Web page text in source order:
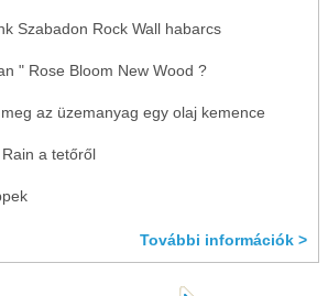
Szabadon Rock Wall habarcs
" Rose Bloom New Wood ?
az üzemanyag egy olaj kemence
a tetőről
További információk >